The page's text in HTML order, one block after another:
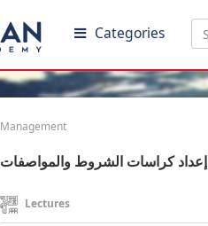
Categories
Management
إعداد كراسات الشروط والمواصفات
Lectures